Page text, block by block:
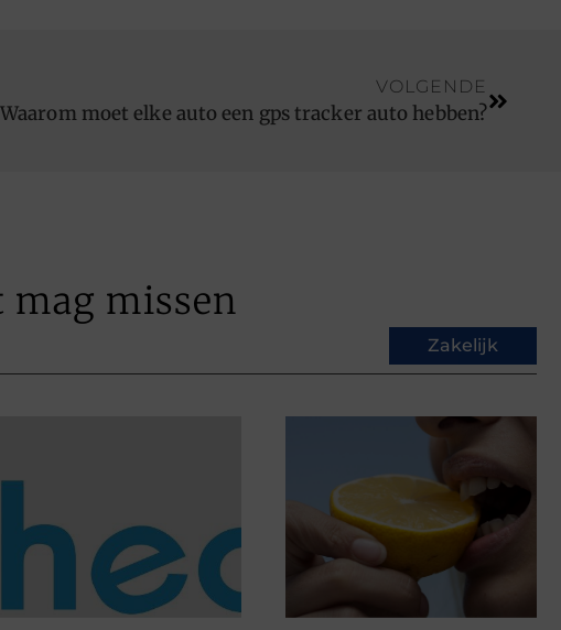
VOLGENDE
Waarom moet elke auto een gps tracker auto hebben?
mag missen
Zakelijk